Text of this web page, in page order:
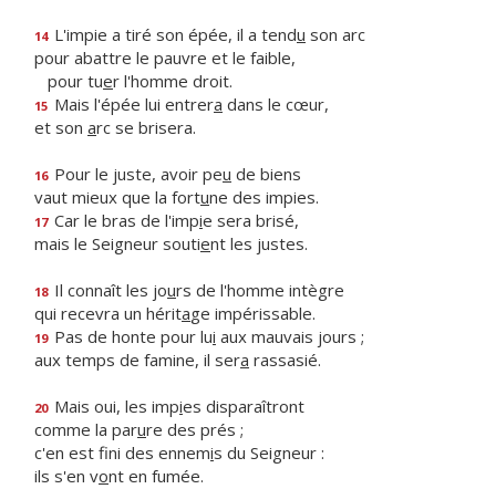
14 L'impie a tiré son épée, il a tendu son arc
pour abattre le pauvre et le faible,
pour tuer l'homme droit.
15 Mais l'épée lui entrera dans le cœur,
et son arc se brisera.
16 Pour le juste, avoir peu de biens
vaut mieux que la fortune des impies.
17 Car le bras de l'impie sera brisé,
mais le Seigneur soutient les justes.
18 Il connaît les jours de l'homme intègre
qui recevra un héritage impérissable.
19 Pas de honte pour lui aux mauvais jours ;
aux temps de famine, il sera rassasié.
20 Mais oui, les impies disparaîtront
comme la parure des prés ;
c'en est fini des ennemis du Seigneur :
ils s'en vont en fumée.